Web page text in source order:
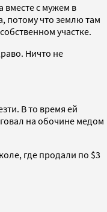
вместе с мужем в
потому что землю там
участке.
Ничто не
В то время ей
на обочине медом
где продали по $3